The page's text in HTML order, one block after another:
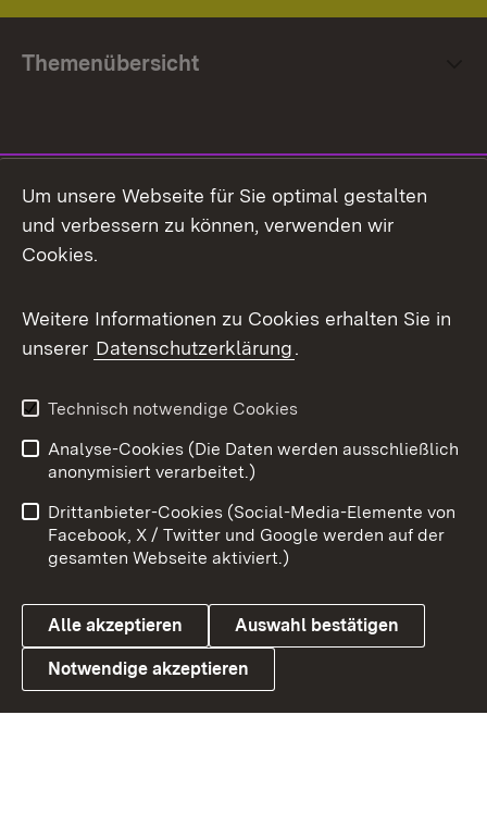
Themenübersicht
Facebook
X / Twitter
Youtube
Link zum Landesportal
Impressum
Kontakt
Barrierefreiheit
Datenschutz
Cookies
Um unsere Webseite für Sie optimal gestalten
und verbessern zu können, verwenden wir
Cookies.
Weitere Informationen zu Cookies erhalten Sie in
unserer Datenschutzerklärung.
Technisch notwendige Cookies
Analyse-Cookies (Die Daten werden ausschließlich
anonymisiert verarbeitet.)
Drittanbieter-Cookies (Social-Media-Elemente von
Facebook, X / Twitter und Google werden auf der
gesamten Webseite aktiviert.)
Alle akzeptieren Auswahl bestätigen
Notwendige akzeptieren